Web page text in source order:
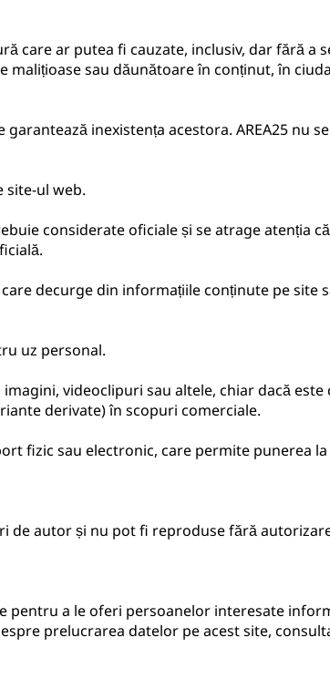
care ar putea fi cauzate, inclusiv, dar fără a
sau dăunătoare în conținut, în
inexistența acestora. AREA25 nu
site-ul web.
considerate oficiale și se atrage atenția
decurge din informațiile conținute pe site
uz personal.
videoclipuri sau altele, chiar dacă este
derivate) în scopuri comerciale.
fizic sau electronic, care permite punerea
de autor și nu pot fi reproduse fără
pentru a le oferi persoanelor interesate
prelucrarea datelor pe acest site,